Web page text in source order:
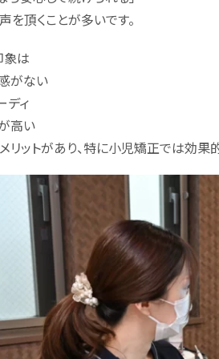
を頂くことが多いです。
象は
がない
ディ
高い
リットがあり、特に小児矯正では効果